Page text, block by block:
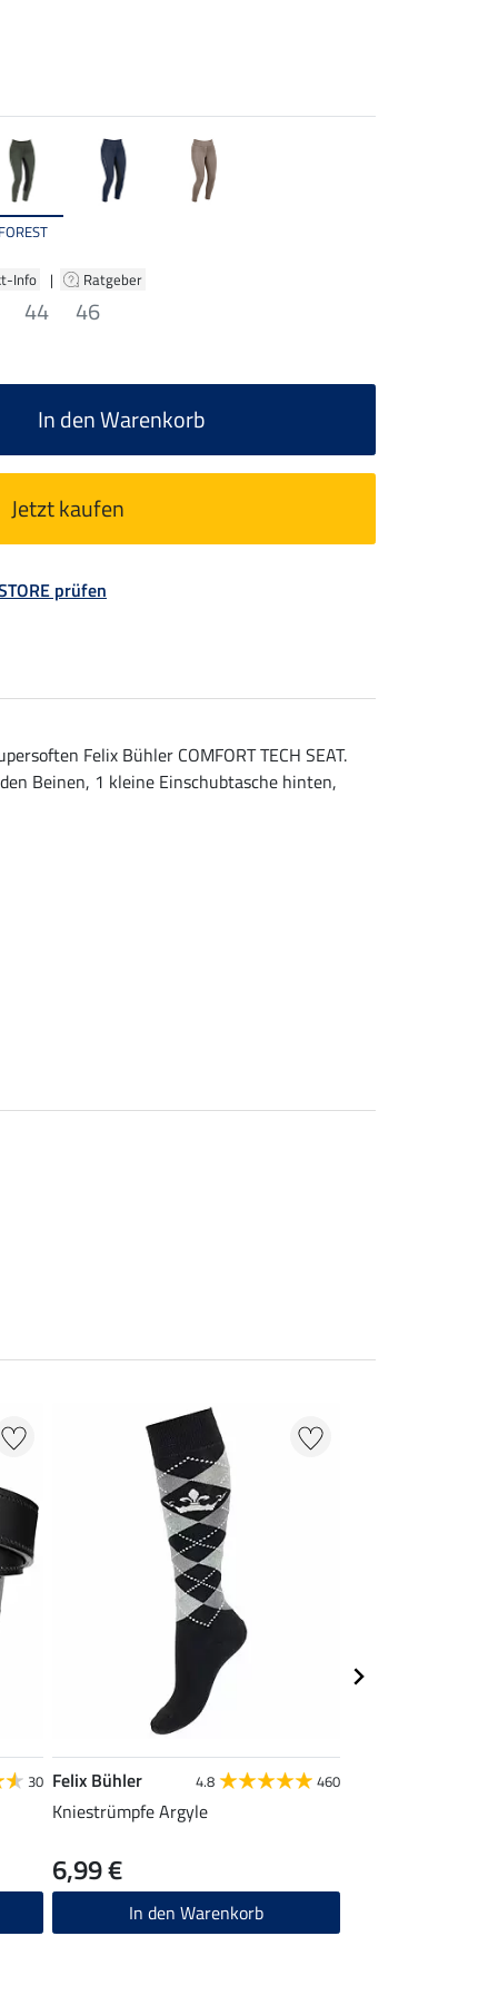
FOREST
Info | Ratgeber
44 46
In den Warenkorb
Jetzt kaufen
prüfen
Felix Bühler COMFORT TECH SEAT.
Beinen, 1 kleine Einschubtasche hinten,
30 Felix Bühler 4.8 460
Kniestrümpfe Argyle
6,99 €
In den Warenkorb